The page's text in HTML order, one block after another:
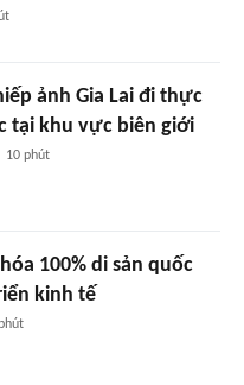
ảnh Gia Lai đi thực
tại khu vực biên giới
10 phút
100% di sản quốc
kinh tế